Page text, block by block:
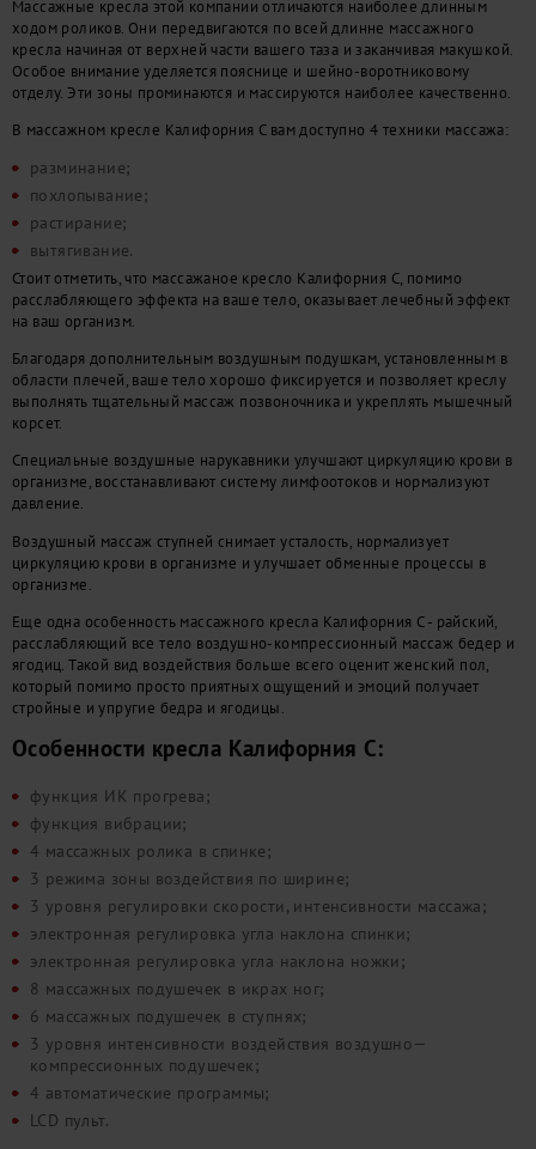
Массажные кресла этой компании отличаются наиболее длинным
ходом роликов. Они передвигаются по всей длинне массажного
кресла начиная от верхней части вашего таза и заканчивая макушкой.
Особое внимание уделяется пояснице и шейно-воротниковому
отделу. Эти зоны проминаются и массируются наиболее качественно.
В массажном кресле Калифорния С вам доступно 4 техники массажа:
разминание;
похлопывание;
растирание;
вытягивание.
Стоит отметить, что массажаное кресло Калифорния C, помимо
расслабляющего эффекта на ваше тело, оказывает лечебный эффект
на ваш организм.
Благодаря дополнительным воздушным подушкам, установленным в
области плечей, ваше тело хорошо фиксируется и позволяет креслу
выполнять тщательный массаж позвоночника и укреплять мышечный
корсет.
Специальные воздушные нарукавники улучшают циркуляцию крови в
организме, восстанавливают систему лимфоотоков и нормализуют
давление.
Воздушный массаж ступней снимает усталость, нормализует
циркуляцию крови в организме и улучшает обменные процессы в
организме.
Еще одна особенность массажного кресла Калифорния C - райский,
расслабляющий все тело воздушно-компрессионный массаж бедер и
ягодиц. Такой вид воздействия больше всего оценит женский пол,
который помимо просто приятных ощущений и эмоций получает
стройные и упругие бедра и ягодицы.
Особенности кресла Калифорния C:
функция ИК прогрева;
функция вибрации;
4 массажных ролика в спинке;
3 режима зоны воздействия по ширине;
3 уровня регулировки скорости, интенсивности массажа;
электронная регулировка угла наклона спинки;
электронная регулировка угла наклона ножки;
8 массажных подушечек в икрах ног;
6 массажных подушечек в ступнях;
3 уровня интенсивности воздействия воздушно—
компрессионных подушечек;
4 автоматические программы;
LCD пульт.